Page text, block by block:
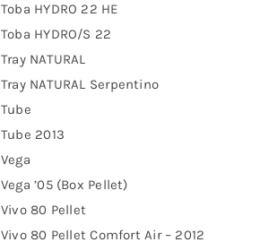
Toba HYDRO 22 HE
Toba HYDRO/S 22
Tray NATURAL
Tray NATURAL Serpentino
Tube
Tube 2013
Vega
Vega ’05 (Box Pellet)
Vivo 80 Pellet
Vivo 80 Pellet Comfort Air – 2012